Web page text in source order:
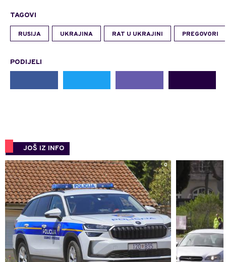
TAGOVI
RUSIJA UKRAJINA RAT U UKRAJINI PREGOVORI
PODIJELI
JOŠ IZ INFO
0